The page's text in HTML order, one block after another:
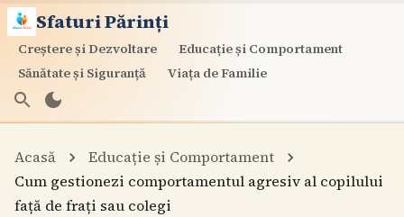
Sfaturi Părinți
Creștere și Dezvoltare
Educație și Comportament
Sănătate și Siguranță
Viața de Familie
Acasă
Educație și Comportament
Cum gestionezi comportamentul agresiv al copilului
față de frați sau colegi